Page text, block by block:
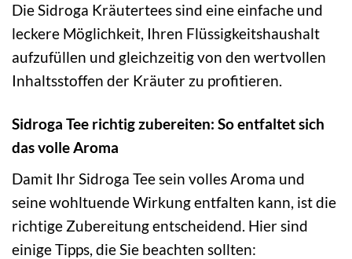
Die Sidroga Kräutertees sind eine einfache und
leckere Möglichkeit, Ihren Flüssigkeitshaushalt
aufzufüllen und gleichzeitig von den wertvollen
Inhaltsstoffen der Kräuter zu profitieren.
Sidroga Tee richtig zubereiten: So entfaltet sich
das volle Aroma
Damit Ihr Sidroga Tee sein volles Aroma und
seine wohltuende Wirkung entfalten kann, ist die
richtige Zubereitung entscheidend. Hier sind
einige Tipps, die Sie beachten sollten: